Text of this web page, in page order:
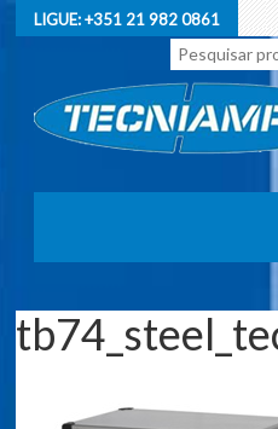
LIGUE:+351 21 982 0861
Pesquisar
por: